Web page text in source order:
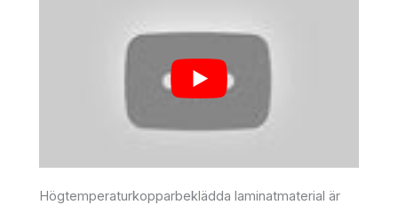
Högtemperaturkopparbeklädda laminatmaterial är